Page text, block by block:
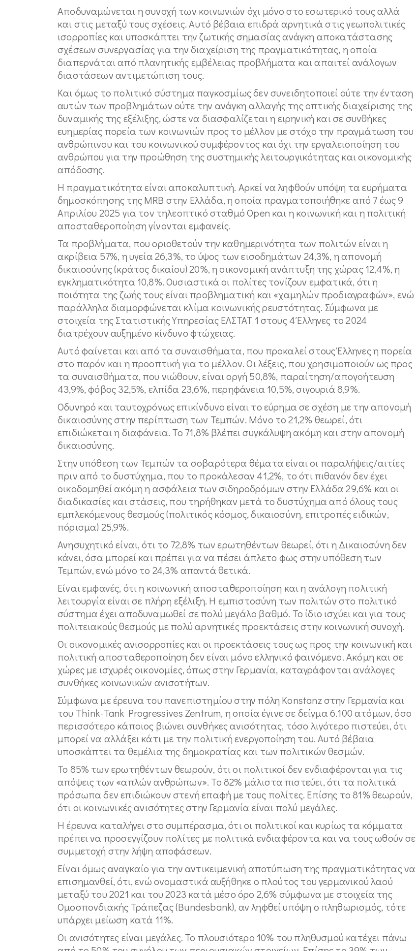
Αποδυναμώνεται η συνοχή των κοινωνιών όχι μόνο στο εσωτερικό τους αλλά
και στις μεταξύ τους σχέσεις. Αυτό βέβαια επιδρά αρνητικά στις γεωπολιτικές
ισορροπίες και υποσκάπτει την ζωτικής σημασίας ανάγκη αποκατάστασης
σχέσεων συνεργασίας για την διαχείριση της πραγματικότητας, η οποία
διαπερνάται από πλανητικής εμβέλειας προβλήματα και απαιτεί ανάλογων
διαστάσεων αντιμετώπιση τους.
Και όμως το πολιτικό σύστημα παγκοσμίως δεν συνειδητοποιεί ούτε την ένταση
αυτών των προβλημάτων ούτε την ανάγκη αλλαγής της οπτικής διαχείρισης της
δυναμικής της εξέλιξης, ώστε να διασφαλίζεται η ειρηνική και σε συνθήκες
ευημερίας πορεία των κοινωνιών προς το μέλλον με στόχο την πραγμάτωση του
ανθρώπινου και του κοινωνικού συμφέροντος και όχι την εργαλειοποίηση του
ανθρώπου για την προώθηση της συστημικής λειτουργικότητας και οικονομικής
απόδοσης.
Η πραγματικότητα είναι αποκαλυπτική. Αρκεί να ληφθούν υπόψη τα ευρήματα
δημοσκόπησης της MRB στην Ελλάδα, η οποία πραγματοποιήθηκε από 7 έως 9
Απριλίου 2025 για τον τηλεοπτικό σταθμό Open και η κοινωνική και η πολιτική
αποσταθεροποίηση γίνονται εμφανείς.
Τα προβλήματα, που οριοθετούν την καθημερινότητα των πολιτών είναι η
ακρίβεια 57%, η υγεία 26,3%, το ύψος των εισοδημάτων 24,3%, η απονομή
δικαιοσύνης (κράτος δικαίου) 20%, η οικονομική ανάπτυξη της χώρας 12,4%, η
εγκληματικότητα 10,8%. Ουσιαστικά οι πολίτες τονίζουν εμφατικά, ότι η
ποιότητα της ζωής τους είναι προβληματική και «χαμηλών προδιαγραφών», ενώ
παράλληλα διαμορφώνεται κλίμα κοινωνικής ρευστότητας. Σύμφωνα με
στοιχεία της Στατιστικής Υπηρεσίας ΕΛΣΤΑΤ 1 στους 4 Έλληνες το 2024
διατρέχουν αυξημένο κίνδυνο φτώχειας.
Αυτό φαίνεται και από τα συναισθήματα, που προκαλεί στους Έλληνες η πορεία
στο παρόν και η προοπτική για το μέλλον. Οι λέξεις, που χρησιμοποιούν ως προς
τα συναισθήματα, που νιώθουν, είναι οργή 50,8%, παραίτηση/απογοήτευση
43,9%, φόβος 32,5%, ελπίδα 23,6%, περηφάνεια 10,5%, σιγουριά 8,9%.
Οδυνηρό και ταυτοχρόνως επικίνδυνο είναι το εύρημα σε σχέση με την απονομή
δικαιοσύνης στην περίπτωση των Τεμπών. Μόνο το 21,2% θεωρεί, ότι
επιδιώκεται η διαφάνεια. Το 71,8% βλέπει συγκάλυψη ακόμη και στην απονομή
δικαιοσύνης.
Στην υπόθεση των Τεμπών τα σοβαρότερα θέματα είναι οι παραλήψεις/αιτίες
πριν από το δυστύχημα, που το προκάλεσαν 41,2%, το ότι πιθανόν δεν έχει
οικοδομηθεί ακόμη η ασφάλεια των σιδηροδρόμων στην Ελλάδα 29,6% και οι
διαδικασίες και στάσεις, που τηρήθηκαν μετά το δυστύχημα από όλους τους
εμπλεκόμενους θεσμούς (πολιτικός κόσμος, δικαιοσύνη, επιτροπές ειδικών,
πόρισμα) 25,9%.
Ανησυχητικό είναι, ότι το 72,8% των ερωτηθέντων θεωρεί, ότι η Δικαιοσύνη δεν
κάνει, όσα μπορεί και πρέπει για να πέσει άπλετο φως στην υπόθεση των
Τεμπών, ενώ μόνο το 24,3% απαντά θετικά.
Είναι εμφανές, ότι η κοινωνική αποσταθεροποίηση και η ανάλογη πολιτική
λειτουργία είναι σε πλήρη εξέλιξη. Η εμπιστοσύνη των πολιτών στο πολιτικό
σύστημα έχει αποδυναμωθεί σε πολύ μεγάλο βαθμό. Το ίδιο ισχύει και για τους
πολιτειακούς θεσμούς με πολύ αρνητικές προεκτάσεις στην κοινωνική συνοχή.
Οι οικονομικές ανισορροπίες και οι προεκτάσεις τους ως προς την κοινωνική και
πολιτική αποσταθεροποίηση δεν είναι μόνο ελληνικό φαινόμενο. Ακόμη και σε
χώρες με ισχυρές οικονομίες, όπως στην Γερμανία, καταγράφονται ανάλογες
συνθήκες κοινωνικών ανισοτήτων.
Σύμφωνα με έρευνα του πανεπιστημίου στην πόλη Konstanz στην Γερμανία και
του Think-Tank Progressives Zentrum, η οποία έγινε σε δείγμα 6.100 ατόμων, όσο
περισσότερο κάποιος βιώνει συνθήκες ανισότητας, τόσο λιγότερο πιστεύει, ότι
μπορεί να αλλάξει κάτι με την πολιτική ενεργοποίηση του. Αυτό βέβαια
υποσκάπτει τα θεμέλια της δημοκρατίας και των πολιτικών θεσμών.
Το 85% των ερωτηθέντων θεωρούν, ότι οι πολιτικοί δεν ενδιαφέρονται για τις
απόψεις των «απλών ανθρώπων». Το 82% μάλιστα πιστεύει, ότι τα πολιτικά
πρόσωπα δεν επιδιώκουν στενή επαφή με τους πολίτες. Επίσης το 81% θεωρούν,
ότι οι κοινωνικές ανισότητες στην Γερμανία είναι πολύ μεγάλες.
Η έρευνα καταλήγει στο συμπέρασμα, ότι οι πολιτικοί και κυρίως τα κόμματα
πρέπει να προσεγγίζουν πολίτες με πολιτικά ενδιαφέροντα και να τους ωθούν σε
συμμετοχή στην λήψη αποφάσεων.
Είναι όμως αναγκαίο για την αντικειμενική αποτύπωση της πραγματικότητας να
επισημανθεί, ότι, ενώ ονομαστικά αυξήθηκε ο πλούτος του γερμανικού λαού
μεταξύ του 2021 και του 2023 κατά μέσο όρο 2,6% σύμφωνα με στοιχεία της
Ομοσπονδιακής Τράπεζας (Bundesbank), αν ληφθεί υπόψη ο πληθωρισμός, τότε
υπάρχει μείωση κατά 11%.
Οι ανισότητες είναι μεγάλες. Το πλουσιότερο 10% του πληθυσμού κατέχει πάνω